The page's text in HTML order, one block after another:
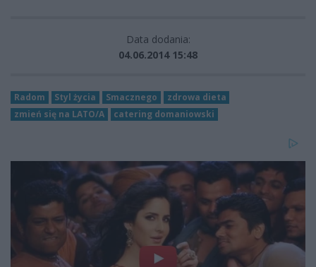
Data dodania:
04.06.2014 15:48
Radom Styl życia Smacznego
zdrowa dieta
zmień się na LATO/A
catering domaniowski